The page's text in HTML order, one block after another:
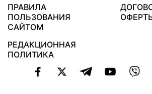
ПРАВИЛА
ПОЛЬЗОВАНИЯ
САЙТОМ
РЕДАКЦИОННАЯ
ПОЛИТИКА